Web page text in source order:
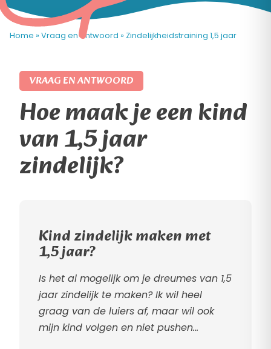
Home » Vraag en antwoord » Zindelijkheidstraining 1,5 jaar
VRAAG EN ANTWOORD
Hoe maak je een kind
van 1,5 jaar
zindelijk?
Kind zindelijk maken met
1,5 jaar?
Is het al mogelijk om je dreumes van 1,5
jaar zindelijk te maken? Ik wil heel
graag van de luiers af, maar wil ook
mijn kind volgen en niet pushen…